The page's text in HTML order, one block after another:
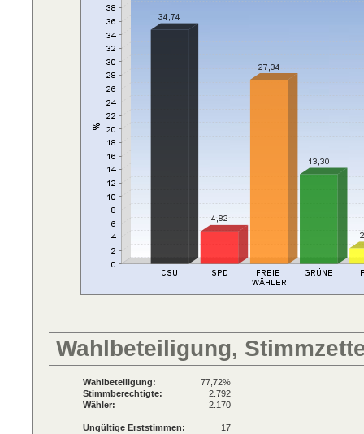
Wahlbeteiligung,
Wahlbeteiligung:
77,72%
Stimmberechtigte:
2.792
Wähler:
2.170
Ungültige Erststimmen:
17